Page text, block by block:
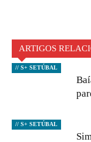
ARTIGOS
// S+ SETÚBAL
// S+ SETÚBAL